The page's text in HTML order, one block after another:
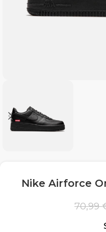
Nike Airforce
70,99